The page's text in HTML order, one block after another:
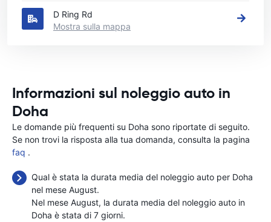
D Ring Rd
Mostra sulla mappa
Informazioni sul noleggio auto in
Doha
Le domande più frequenti su Doha sono riportate di seguito.
Se non trovi la risposta alla tua domanda, consulta la pagina
faq .
Qual è stata la durata media del noleggio auto per Doha
nel mese August.
Nel mese August, la durata media del noleggio auto in
Doha è stata di 7 giorni.